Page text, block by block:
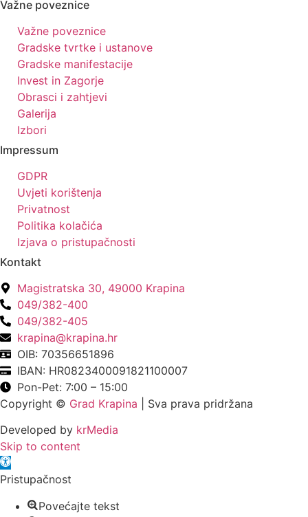
Važne poveznice
Važne poveznice
Gradske tvrtke i ustanove
Gradske manifestacije
Invest in Zagorje
Obrasci i zahtjevi
Galerija
Izbori
Impressum
GDPR
Uvjeti korištenja
Privatnost
Politika kolačića
Izjava o pristupačnosti
Kontakt
Magistratska 30, 49000 Krapina
049/382-400
049/382-405
krapina@krapina.hr
OIB: 70356651896
IBAN: HR0823400091821100007
Pon-Pet: 7:00 – 15:00
Copyright © Grad Krapina | Sva prava pridržana
Developed by krMedia
Skip to content
Open toolbar
Pristupačnost
Povećajte tekst